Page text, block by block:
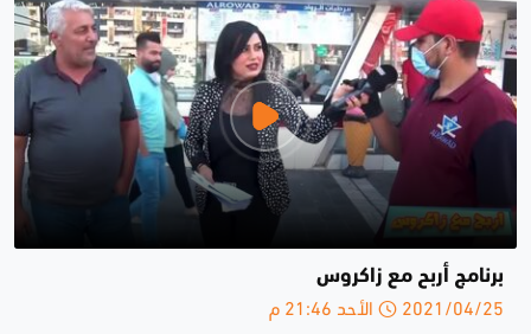
برنامج أربح مع زاكروس
2021/04/25 الأحد 21:46 م